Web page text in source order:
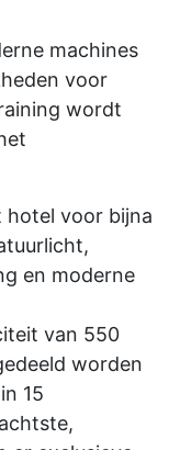
machines
voor
wordt
hotel voor bijna
en moderne
van 550
worden
15